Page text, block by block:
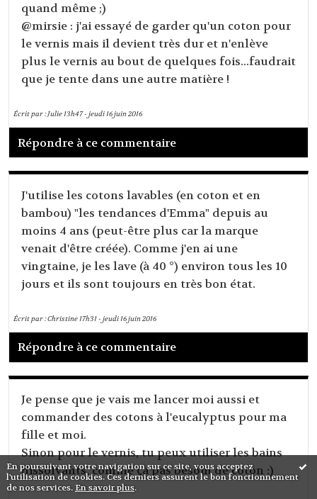
En poursuivant votre navigation sur ce site, vous acceptez
l'utilisation de cookies. Ces derniers assurent le bon fonctionnement
de nos services. En savoir plus.
quand même ;)
@mirsie : j'ai essayé de garder qu'un coton pour
le vernis mais il devient très dur et n'enlève
plus le vernis au bout de quelques fois...faudrait
que je tente dans une autre matière !
Écrit par :Julie13h47-jeudi 16juin 2016
Répondre à ce commentaire
J'utilise les cotons lavables (en coton et en
bambou) "les tendances d'Emma" depuis au
moins 4 ans (peut-être plus car la marque
venait d'être créée). Comme j'en ai une
vingtaine, je les lave (à 40 °) environ tous les 10
jours et ils sont toujours en très bon état.
Écrit par :Christine17h31-jeudi 16juin 2016
Répondre à ce commentaire
Je pense que je vais me lancer moi aussi et
commander des cotons à l'eucalyptus pour ma
fille et moi.
Sinon pour le vernis, tu peux utiliser les bains
dissolvants, comme ça pas besoin de coton :)